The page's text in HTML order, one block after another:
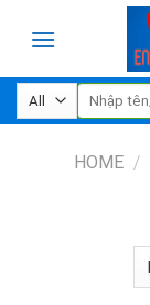
Search
for:
HOME /